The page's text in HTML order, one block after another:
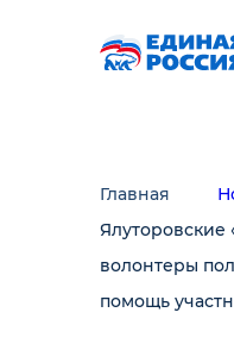
Главная
Ялуторовские
волонтеры
помощь